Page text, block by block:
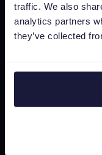
traffic. We also
analytics partners
they’ve collected